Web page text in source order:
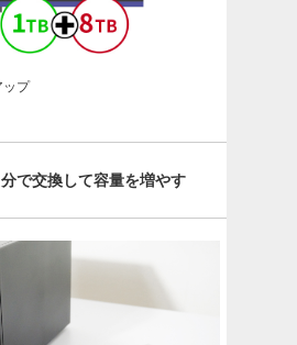
ップ
で交換して容量を増やす